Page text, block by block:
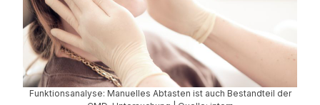
Funktionsanalyse: Manuelles Abtasten ist auch Bestandteil der